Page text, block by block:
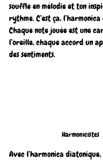
souffle en mélodie et ton
rythme. C’est ça,
Chaque note jouée est une
l’oreille, chaque accord un
des sentiments.
Harmonicistes
Avec l’harmonica